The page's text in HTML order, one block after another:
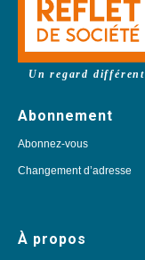
Un regard différent
Abonnement
Abonnez-vous
Changement d’adresse
À propos